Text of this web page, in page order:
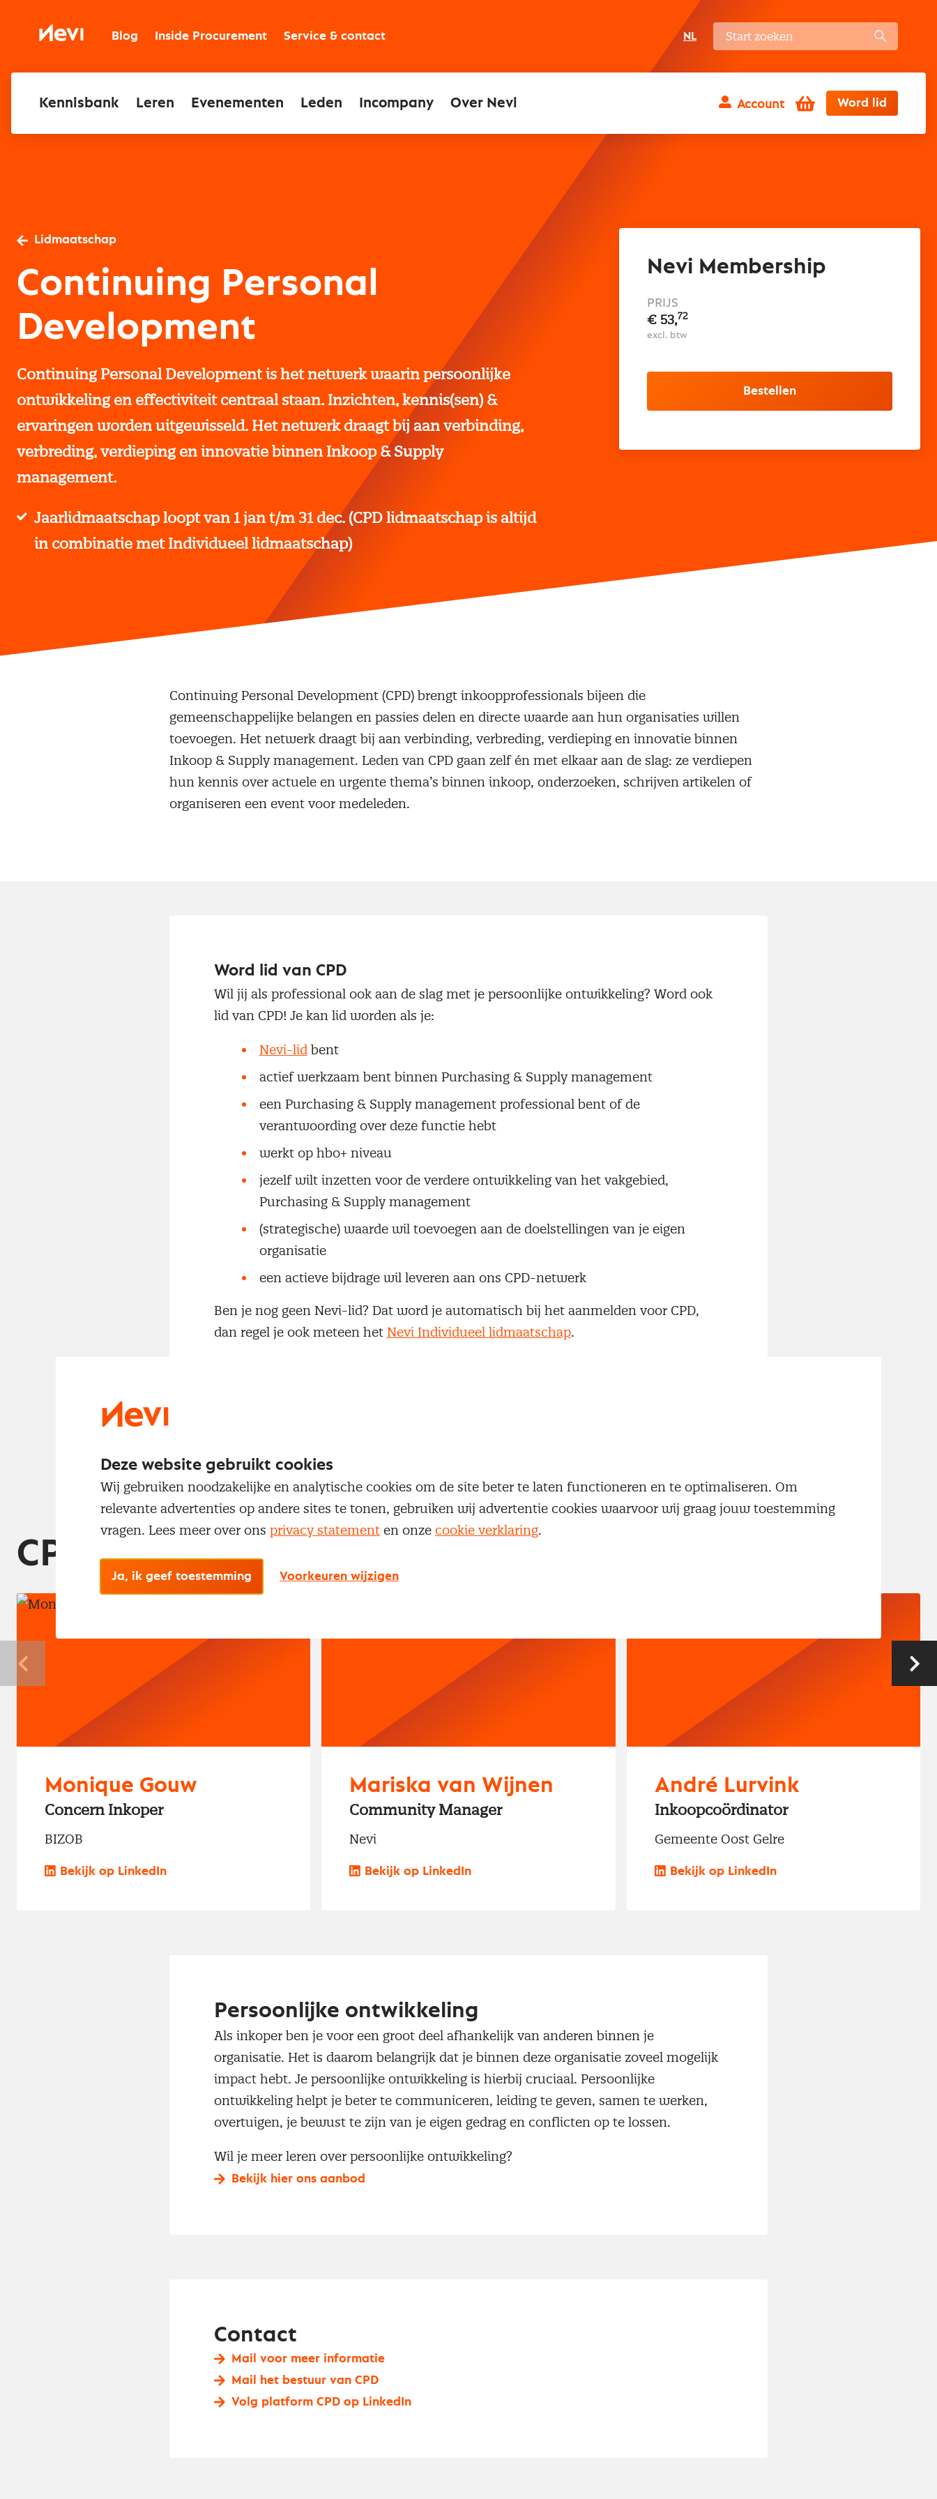
inhoudNevi Blog Inside Procurement Service & contact NL
Kennisbank Leren Evenementen Leden Incompany Over Nevi Account Winkelwagen
Word lid
Lidmaatschap
Continuing Personal
Development
Continuing Personal Development is het netwerk waarin persoonlijke
ontwikkeling en effectiviteit centraal staan. Inzichten, kennis(sen) &
ervaringen worden uitgewisseld. Het netwerk draagt bij aan verbinding,
verbreding, verdieping en innovatie binnen Inkoop & Supply
management.
Jaarlidmaatschap loopt van 1 jan t/m 31 dec. (CPD lidmaatschap is altijd
in combinatie met Individueel lidmaatschap)
Nevi Membership
PRIJS
€ 53,72
excl. btw
Bestellen
Continuing Personal Development (CPD) brengt inkoopprofessionals bijeen die
gemeenschappelijke belangen en passies delen en directe waarde aan hun organisaties willen
toevoegen. Het netwerk draagt bij aan verbinding, verbreding, verdieping en innovatie binnen
Inkoop & Supply management. Leden van CPD gaan zelf én met elkaar aan de slag: ze verdiepen
hun kennis over actuele en urgente thema’s binnen inkoop, onderzoeken, schrijven artikelen of
organiseren een event voor medeleden.
Word lid van CPD
Wil jij als professional ook aan de slag met je persoonlijke ontwikkeling? Word ook
lid van CPD! Je kan lid worden als je:
Nevi-lidbent
actief werkzaam bent binnen Purchasing & Supply management
een Purchasing & Supply management professional bent of de
verantwoording over deze functie hebt
werkt op hbo+ niveau
jezelf wilt inzetten voor de verdere ontwikkeling van het vakgebied,
Purchasing & Supply management
(strategische) waarde wil toevoegen aan de doelstellingen van je eigen
organisatie
een actieve bijdrage wil leveren aan ons CPD-netwerk
Ben je nog geen Nevi-lid? Dat word je automatisch bij het aanmelden voor CPD,
dan regel je ook meteen het Nevi Individueel lidmaatschap.
CPD Community Leads
Monique Gouw
Concern Inkoper
BIZOB
Bekijk op LinkedIn
Mariska van Wijnen
Community Manager
Nevi
Bekijk op LinkedIn
André Lurvink
Inkoopcoördinator
Gemeente Oost Gelre
Bekijk op LinkedIn
Nevi.Previous
Persoonlijke ontwikkeling
Als inkoper ben je voor een groot deel afhankelijk van anderen binnen je
organisatie. Het is daarom belangrijk dat je binnen deze organisatie zoveel mogelijk
impact hebt. Je persoonlijke ontwikkeling is hierbij cruciaal. Persoonlijke
ontwikkeling helpt je beter te communiceren, leiding te geven, samen te werken,
overtuigen, je bewust te zijn van je eigen gedrag en conflicten op te lossen.
Wil je meer leren over persoonlijke ontwikkeling?
Bekijk hier ons aanbod
Contact
Mail voor meer informatie
Mail het bestuur van CPD
Volg platform CPD op LinkedIn
Deze website gebruikt cookies
Wij gebruiken noodzakelijke en analytische cookies om de site beter te laten functioneren en te optimaliseren. Om
relevante advertenties op andere sites te tonen, gebruiken wij advertentie cookies waarvoor wij graag jouw toestemming
vragen. Lees meer over ons privacy statement en onze cookie verklaring.
Ja, ik geef toestemming Voorkeuren wijzigen